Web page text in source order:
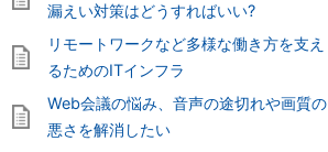
漏えい対策はどうすればいい?
リモートワークなど多様な働き方を支え
るためのITインフラ
Web会議の悩み、音声の途切れや画質の
悪さを解消したい